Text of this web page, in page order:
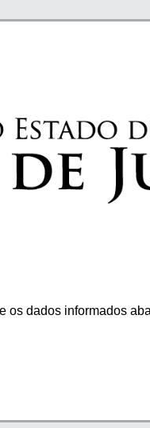
os dados informados